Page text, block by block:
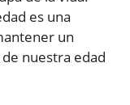
es una
un
nuestra edad